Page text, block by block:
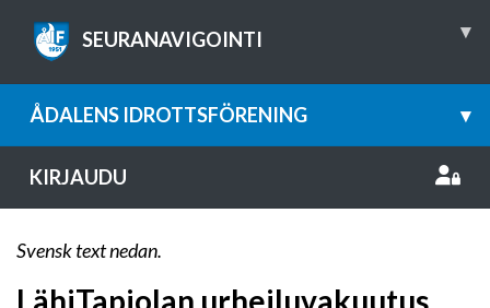
SEURANAVIGOINTI ▾
ÅDALENS IDROTTSFÖRENING ▾
KIRJAUDU
Svensk text nedan.
LähiTapiolan urheiluvakuutus